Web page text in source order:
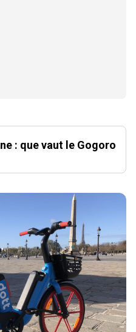
: que vaut le Gogoro